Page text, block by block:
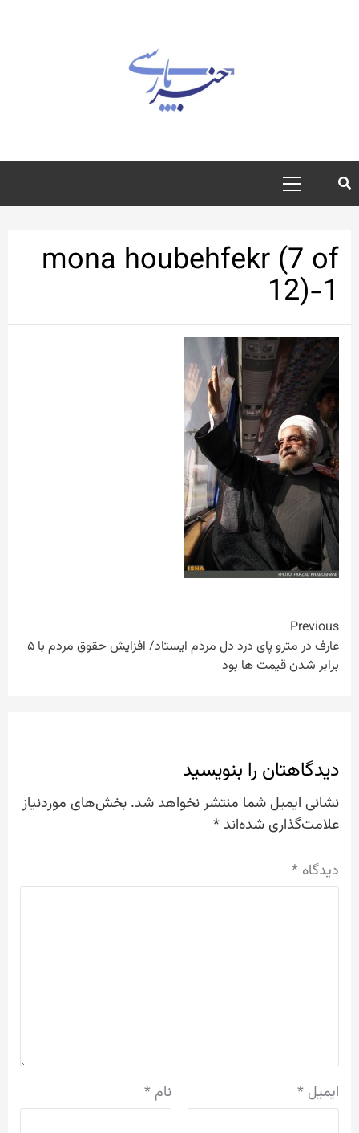
منوی
اصلی
mona houbehfekr (7 of
12)-1
Continue
Reading
Previous
عارف در مترو پای درد دل مردم ایستاد/ افزایش حقوق مردم با ۵
برابر شدن قیمت ها بود
دیدگاهتان را بنویسید
نشانی ایمیل شما منتشر نخواهد شد. بخش‌های موردنیاز
علامت‌گذاری شده‌اند *
دیدگاه *
نام * ایمیل *